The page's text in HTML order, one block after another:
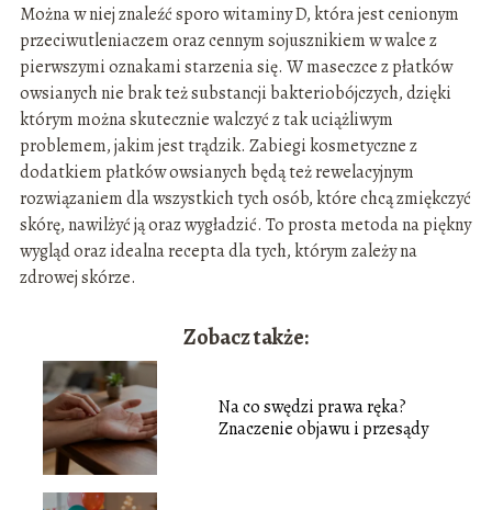
Można w niej znaleźć sporo witaminy D, która jest cenionym
przeciwutleniaczem oraz cennym sojusznikiem w walce z
pierwszymi oznakami starzenia się. W maseczce z płatków
owsianych nie brak też substancji bakteriobójczych, dzięki
którym można skutecznie walczyć z tak uciążliwym
problemem, jakim jest trądzik. Zabiegi kosmetyczne z
dodatkiem płatków owsianych będą też rewelacyjnym
rozwiązaniem dla wszystkich tych osób, które chcą zmiękczyć
skórę, nawilżyć ją oraz wygładzić. To prosta metoda na piękny
wygląd oraz idealna recepta dla tych, którym zależy na
zdrowej skórze.
Zobacz także:
Na co swędzi prawa ręka?
Znaczenie objawu i przesądy